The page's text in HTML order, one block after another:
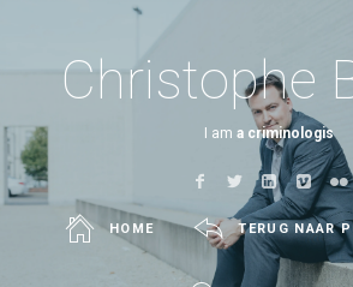
Christophe
I am a criminologist
HOME TERUG NAAR